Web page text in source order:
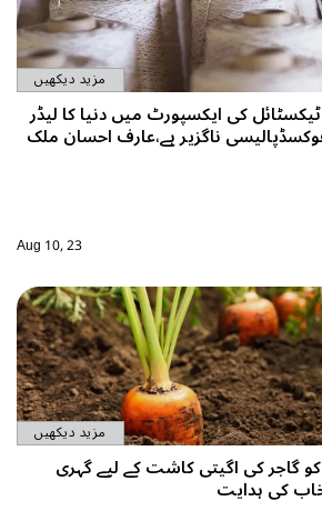
مزید دیکھیں
کی ایکسپورٹ میں دنیا کا لیڈر
ناگزیر ہے،عارف احسان ملک
Aug 10, 23
مزید دیکھیں
گاجر کی اگیتی کاشت کے لیے گہری
کی ہدایت